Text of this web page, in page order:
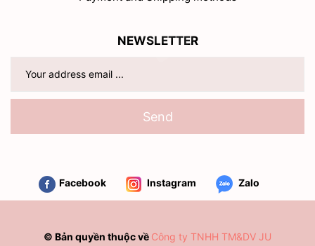
NEWSLETTER
Send
Facebook Instagram Zalo
© Bản quyền thuộc về Công ty TNHH TM&DV JU